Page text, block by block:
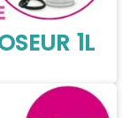
1L